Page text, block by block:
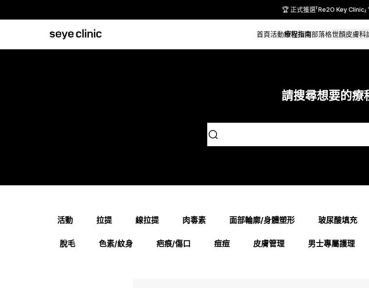
🏆 正式獲選「Re2O Key Clinic」
首頁活動療程指南部落格世顏皮膚科
請搜尋想要的療
活動 拉提 線拉提 肉毒素 面部輪廓/身體塑形 玻尿酸填充
脫毛 色素/紋身 疤痕/傷口 痘痘 皮膚管理 男士專屬護理